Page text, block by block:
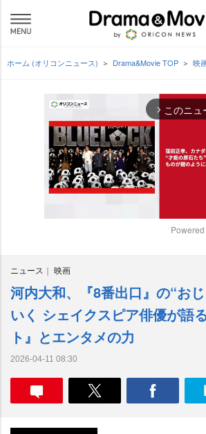
ホーム (オリコンニュース) Drama&Movie TOP 映
arrow_forward_ios このニュ
ニュース 映画
河内大和、『8番出口』の“お
いく シェイクスピア俳優が語
ト』とエンタメの力
2026-04-11 08:30